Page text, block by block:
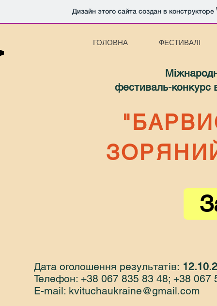
Дизайн этого сайта создан в конструкторе
ГОЛОВНА ФЕСТИВАЛІ
фестиваль-конкурс
Дата оголошення результатів: 12.10
Телефон: +38 067 835 83 48; +38 067
E-mail: kvituchaukraine@gmail.com